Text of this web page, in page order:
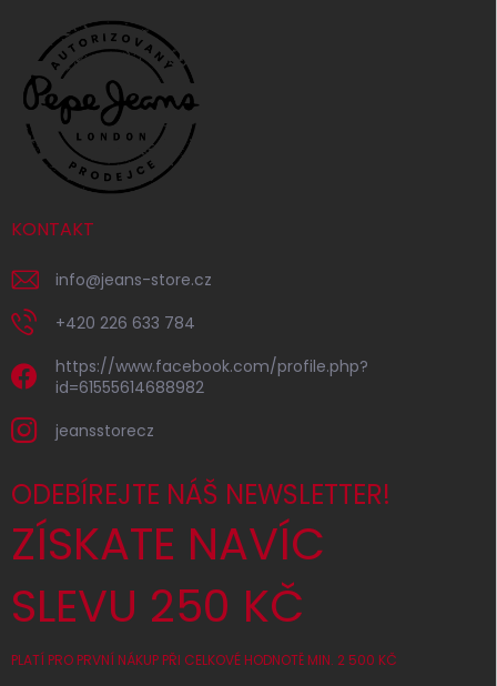
KONTAKT
info@jeans-store.cz
+420 226 633 784
https://www.facebook.com/profile.php?
id=61555614688982
jeansstorecz
ODEBÍREJTE NÁŠ NEWSLETTER!
ZÍSKATE NAVÍC
SLEVU 250 KČ
PLATÍ PRO PRVNÍ NÁKUP PŘI CELKOVÉ HODNOTĚ MIN. 2 500 KČ